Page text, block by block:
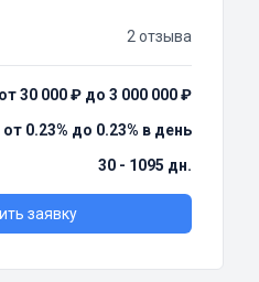
2 отзыва
от 30 000 ₽ до 3 000 000 ₽
от 0.23% до 0.23% в день
30 - 1095 дн.
заявку